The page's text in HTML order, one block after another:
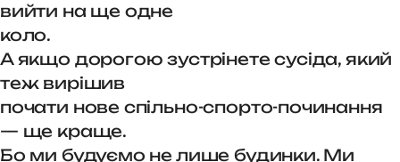
вийти на ще одне
коло.
А якщо дорогою зустрінете сусіда, який
теж вирішив
почати нове спільно-спорто-починання
— ще краще.
Бо ми будуємо не лише будинки. Ми